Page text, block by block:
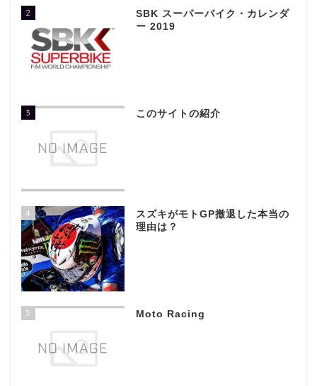
2
SBK スーパーバイク・カレンダ
ー 2019
3 このサイトの紹介
4
スズキがモトGP撤退した本当の
理由は？
5 Moto Racing